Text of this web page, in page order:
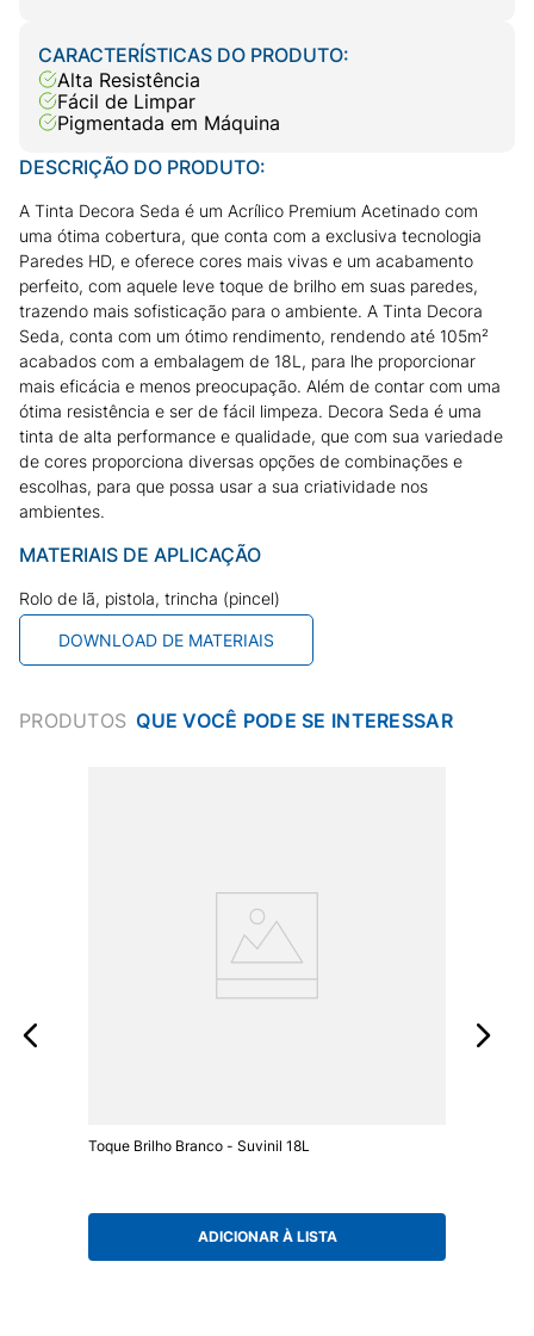
CARACTERÍSTICAS DO PRODUTO:
Alta Resistência
Fácil de Limpar
Pigmentada em Máquina
DESCRIÇÃO DO PRODUTO:
A Tinta Decora Seda é um Acrílico Premium Acetinado com
uma ótima cobertura, que conta com a exclusiva tecnologia
Paredes HD, e oferece cores mais vivas e um acabamento
perfeito, com aquele leve toque de brilho em suas paredes,
trazendo mais sofisticação para o ambiente. A Tinta Decora
Seda, conta com um ótimo rendimento, rendendo até 105m²
acabados com a embalagem de 18L, para lhe proporcionar
mais eficácia e menos preocupação. Além de contar com uma
ótima resistência e ser de fácil limpeza. Decora Seda é uma
tinta de alta performance e qualidade, que com sua variedade
de cores proporciona diversas opções de combinações e
escolhas, para que possa usar a sua criatividade nos
ambientes.
MATERIAIS DE APLICAÇÃO
Rolo de lã, pistola, trincha (pincel)
DOWNLOAD DE MATERIAIS
PRODUTOS
Toque Brilho Branco - Suvinil 18L
ADICIONAR À LISTA